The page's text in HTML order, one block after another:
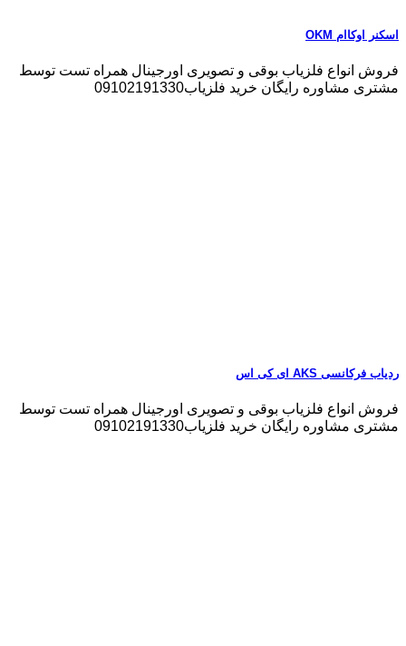
اسکنر اوکاام OKM
فروش انواع فلزیاب بوقی و تصویری اورجینال همراه تست توسط
مشتری مشاوره رایگان خرید فلزیاب09102191330
ردیاب فرکانسی AKS ای کی اس
فروش انواع فلزیاب بوقی و تصویری اورجینال همراه تست توسط
مشتری مشاوره رایگان خرید فلزیاب09102191330